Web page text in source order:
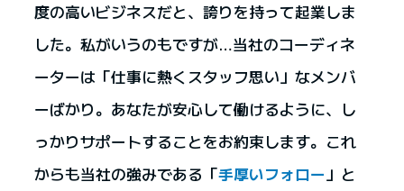
度の高いビジネスだと、誇りを持って起業しま
した。私がいうのもですが…当社のコーディネ
ーターは「仕事に熱くスタッフ思い」なメンバ
ーばかり。あなたが安心して働けるように、し
っかりサポートすることをお約束します。これ
からも当社の強みである「手厚いフォロー」と